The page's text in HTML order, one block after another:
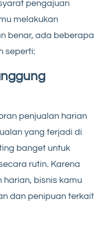
pengajuan
melakukan
benar, ada beberapa
seperti:
penjualan harian
yang terjadi di
banget untuk
rutin. Karena
bisnis kamu
dan penipuan terkait